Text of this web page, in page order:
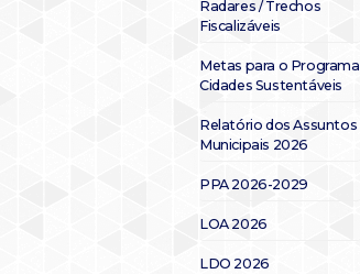
Radares / Trechos
Fiscalizáveis
Metas para o Programa
Cidades Sustentáveis
Relatório dos Assuntos
Municipais 2026
PPA 2026-2029
LOA 2026
LDO 2026